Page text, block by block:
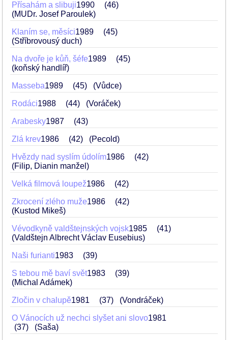
Přísahám a slibuji1990
46
(MUDr. Josef Paroulek)
Klaním se, měsíci1989
45
(Stříbrovousý duch)
Na dvoře je kůň, šéfe1989
45
(koňský handlíř)
Masseba1989 45 (Vůdce)
Rodáci1988 44 (Voráček)
Arabesky1987 43
Zlá krev1986 42 (Pecold)
Hvězdy nad syslím údolím1986
42
(Filip, Dianin manžel)
Velká filmová loupež1986 42
Zkrocení zlého muže1986
42
(Kustod Mikeš)
Vévodkyně valdštejnských vojsk1985
41
(Valdštejn Albrecht Václav Eusebius)
Naši furianti1983 39
S tebou mě baví svět1983
39
(Michal Adámek)
Zločin v chalupě1981 37 (Vondráček)
O Vánocích už nechci slyšet ani slovo1981
37
(Saša)